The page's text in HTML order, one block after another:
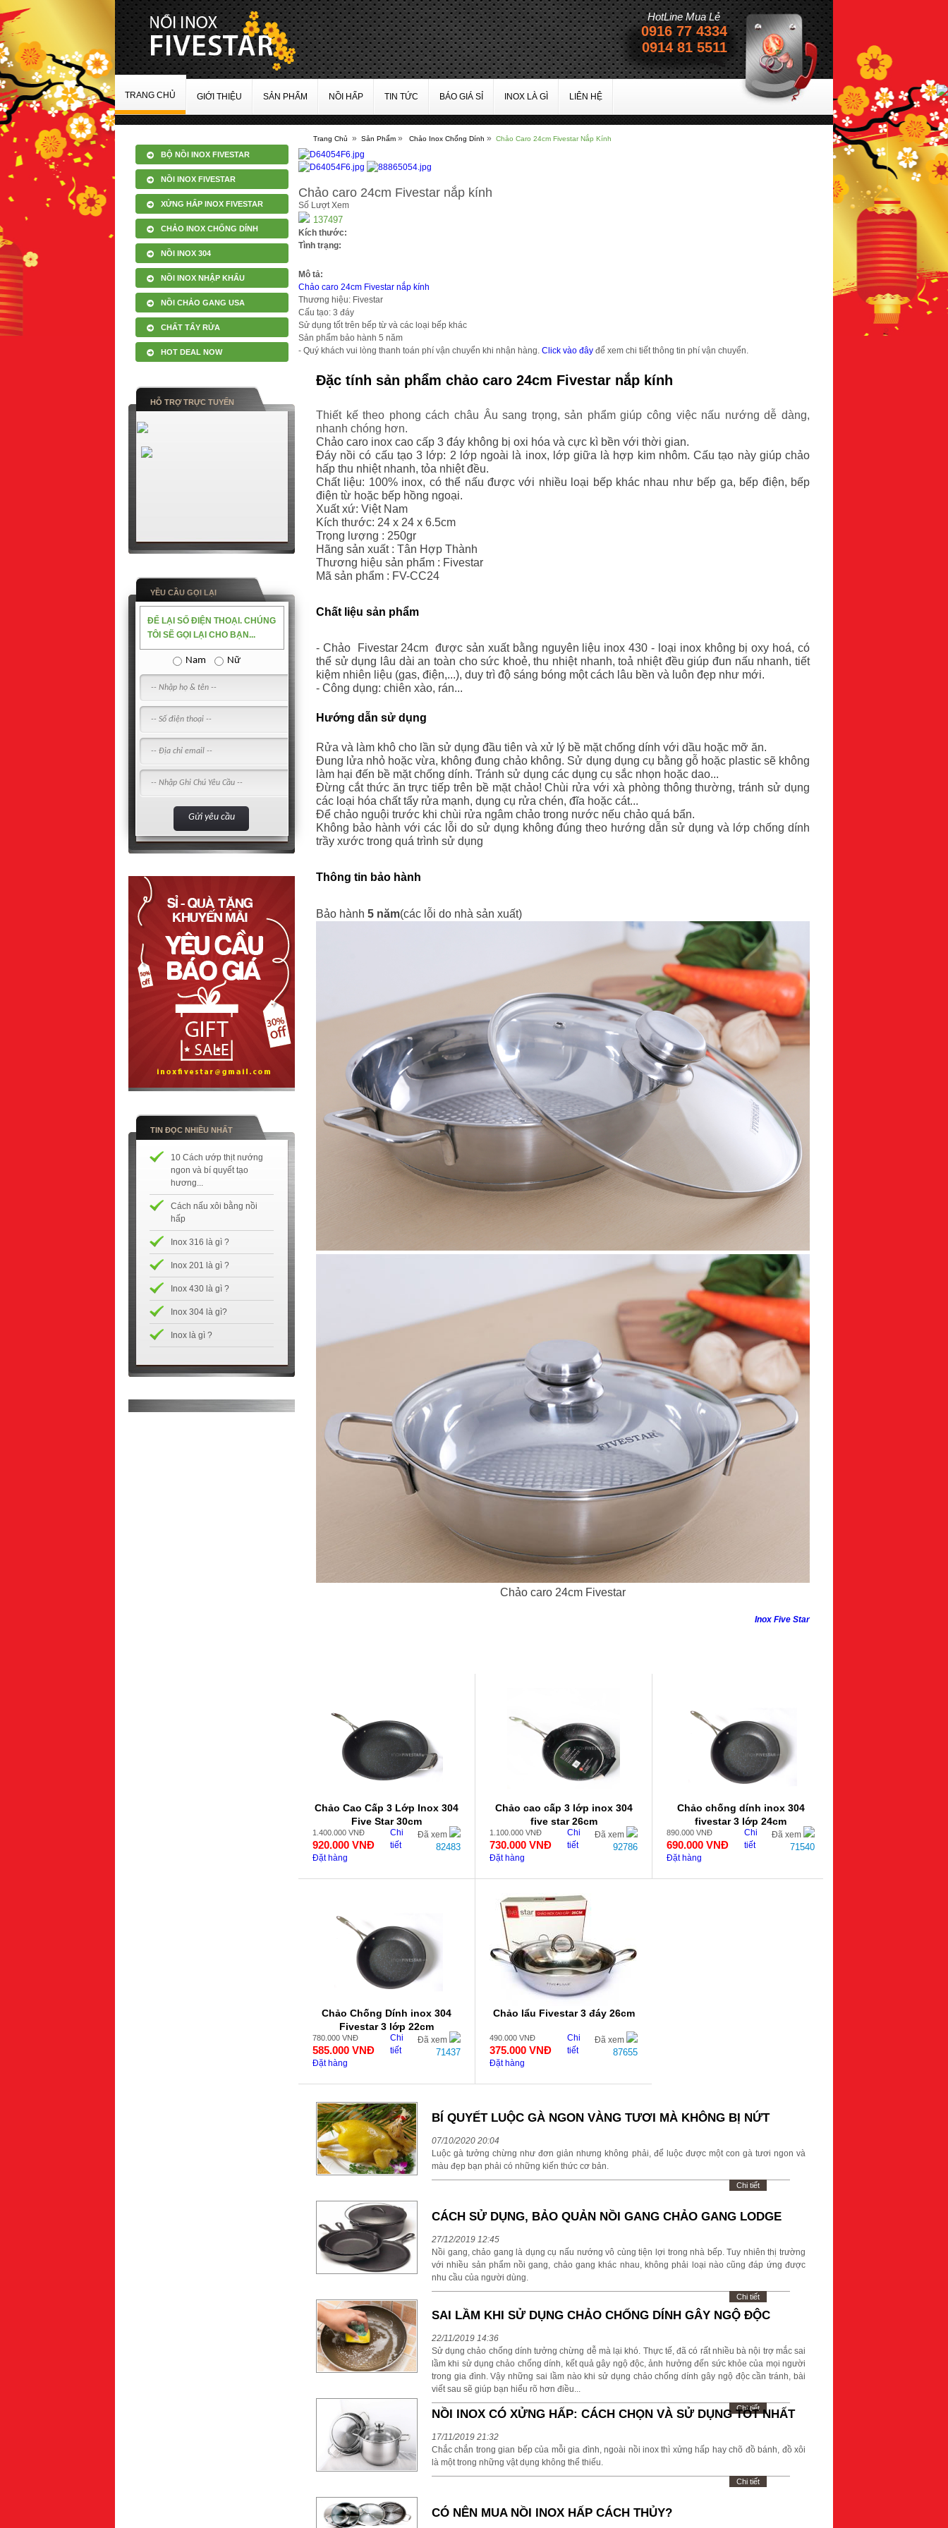
HotLine Mua Lẻ
0916 77 4334
0914 81 5511
TRANG CHỦ GIỚI THIỆU SẢN PHẨM NỒI HẤP TIN TỨC BÁO GIÁ SỈ INOX LÀ GÌ LIÊN HỆ
BỘ NỒI INOX FIVESTAR
NỒI INOX FIVESTAR
XỬNG HẤP INOX FIVESTAR
CHẢO INOX CHỐNG DÍNH
NỒI INOX 304
NỒI INOX NHẬP KHẨU
NỒI CHẢO GANG USA
CHẤT TẨY RỬA
HOT DEAL NOW
HỖ TRỢ TRỰC TUYẾN
YỀU CẦU GỌI LẠI
ĐỂ LẠI SỐ ĐIỆN THOẠI. CHÚNG
TÔI SẼ GỌI LẠI CHO BẠN...
Nam Nữ
TIN ĐỌC NHIỀU NHẤT
10 Cách ướp thịt nướng
ngon và bí quyết tạo
hương...
Cách nấu xôi bằng nồi
hấp
Inox 316 là gì ?
Inox 201 là gì ?
Inox 430 là gì ?
Inox 304 là gì?
Inox là gì ?
Trang Chủ » Sản Phẩm » Chảo Inox Chống Dính » Chảo Caro 24cm Fivestar Nắp Kính
Chảo caro 24cm Fivestar nắp kính
Số Lượt Xem
137497
Kích thước:
Tình trạng:
Mô tả:
Chảo caro 24cm Fivestar nắp kính
Thương hiệu: Fivestar
Cấu tạo: 3 đáy
Sử dụng tốt trên bếp từ và các loại bếp khác
Sản phẩm bảo hành 5 năm
- Quý khách vui lòng thanh toán phí vận chuyển khi nhận hàng. Click vào đây để xem chi tiết thông tin phí vận chuyển.
Đặc tính sản phẩm chảo caro 24cm Fivestar nắp kính
Thiết kế theo phong cách châu Âu sang trọng, sản phẩm giúp công việc nấu nướng dễ dàng,
nhanh chóng hơn.
Chảo caro inox cao cấp 3 đáy không bị oxi hóa và cực kì bền với thời gian.
Đáy nồi có cấu tạo 3 lớp: 2 lớp ngoài là inox, lớp giữa là hợp kim nhôm. Cấu tạo này giúp chảo
hấp thu nhiệt nhanh, tỏa nhiệt đều.
Chất liệu: 100% inox, có thể nấu được với nhiều loại bếp khác nhau như bếp ga, bếp điện, bếp
điện từ hoặc bếp hồng ngoại.
Xuất xứ: Việt Nam
Kích thước: 24 x 24 x 6.5cm
Trọng lượng : 250gr
Hãng sản xuất : Tân Hợp Thành
Thương hiệu sản phẩm : Fivestar
Mã sản phẩm : FV-CC24
Chất liệu sản phẩm
- Chảo Fivestar 24cm được sản xuất bằng nguyên liệu inox 430 - loại inox không bị oxy hoá, có
thể sử dụng lâu dài an toàn cho sức khoẻ, thu nhiệt nhanh, toả nhiệt đều giúp đun nấu nhanh, tiết
kiệm nhiên liệu (gas, điện,...), duy trì độ sáng bóng một cách lâu bền và luôn đẹp như mới.
- Công dụng: chiên xào, rán...
Hướng dẫn sử dụng
Rửa và làm khô cho lần sử dụng đầu tiên và xử lý bề mặt chống dính với dầu hoặc mỡ ăn.
Đung lửa nhỏ hoặc vừa, không đung chảo không. Sử dụng dụng cụ bằng gỗ hoặc plastic sẽ không
làm hại đến bề mặt chống dính. Tránh sử dụng các dụng cụ sắc nhọn hoặc dao...
Đừng cắt thức ăn trực tiếp trên bề mặt chảo! Chùi rửa với xà phòng thông thường, tránh sử dụng
các loại hóa chất tẩy rửa mạnh, dụng cụ rửa chén, đĩa hoặc cát...
Để chảo nguội trước khi chùi rửa ngâm chảo trong nước nếu chảo quá bẩn.
Không bảo hành với các lỗi do sử dụng không đúng theo hướng dẫn sử dụng và lớp chống dính
trầy xước trong quá trình sử dụng
Thông tin bảo hành
Bảo hành 5 năm(các lỗi do nhà sản xuất)
Chảo caro 24cm Fivestar
Inox Five Star
Chảo Cao Cấp 3 Lớp Inox 304
Five Star 30cm
1.400.000 VNĐ
920.000 VNĐ
Đã xem
82483
Chi
tiết
Đặt hàng
Chảo cao cấp 3 lớp inox 304
five star 26cm
1.100.000 VNĐ
730.000 VNĐ
Đã xem
92786
Chi
tiết
Đặt hàng
Chảo chống dính inox 304
fivestar 3 lớp 24cm
890.000 VNĐ
690.000 VNĐ
Đã xem
71540
Chi
tiết
Đặt hàng
Chảo Chống Dính inox 304
Fivestar 3 lớp 22cm
780.000 VNĐ
585.000 VNĐ
Đã xem
71437
Chi
tiết
Đặt hàng
Chảo lẩu Fivestar 3 đáy 26cm
490.000 VNĐ
375.000 VNĐ
Đã xem
87655
Chi
tiết
Đặt hàng
BÍ QUYẾT LUỘC GÀ NGON VÀNG TƯƠI MÀ KHÔNG BỊ NỨT
07/10/2020 20:04
Luộc gà tưởng chừng như đơn giản nhưng không phải, để luộc được một con gà tươi ngon và
màu đẹp bạn phải có những kiến thức cơ bản.
Chi tiết
CÁCH SỬ DỤNG, BẢO QUẢN NỒI GANG CHẢO GANG LODGE
27/12/2019 12:45
Nồi gang, chảo gang là dụng cụ nấu nướng vô cùng tiện lợi trong nhà bếp. Tuy nhiên thị trường
với nhiều sản phẩm nồi gang, chảo gang khác nhau, không phải loại nào cũng đáp ứng được
nhu cầu của người dùng.
Chi tiết
SAI LẦM KHI SỬ DỤNG CHẢO CHỐNG DÍNH GÂY NGỘ ĐỘC
22/11/2019 14:36
Sử dụng chảo chống dính tưởng chừng dễ mà lại khó. Thực tế, đã có rất nhiều bà nội trợ mắc sai
lầm khi sử dụng chảo chống dính, kết quả gây ngộ độc, ảnh hưởng đến sức khỏe của mọi người
trong gia đình. Vậy những sai lầm nào khi sử dụng chảo chống dính gây ngộ độc cần tránh, bài
viết sau sẽ giúp bạn hiểu rõ hơn điều...
Chi tiết
NỒI INOX CÓ XỬNG HẤP: CÁCH CHỌN VÀ SỬ DỤNG TỐT NHẤT
17/11/2019 21:32
Chắc chắn trong gian bếp của mỗi gia đình, ngoài nồi inox thì xửng hấp hay chõ đồ bánh, đồ xôi
là một trong những vật dụng không thể thiếu.
Chi tiết
CÓ NÊN MUA NỒI INOX HẤP CÁCH THỦY?